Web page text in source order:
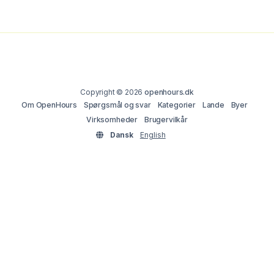
Copyright © 2026openhours.dk
Om OpenHours
Spørgsmål og svar Kategorier Lande
Byer
Virksomheder
Brugervilkår
Dansk
English